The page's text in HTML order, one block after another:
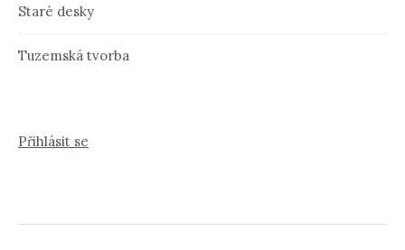
Staré desky
Tuzemská tvorba
Přihlásit se